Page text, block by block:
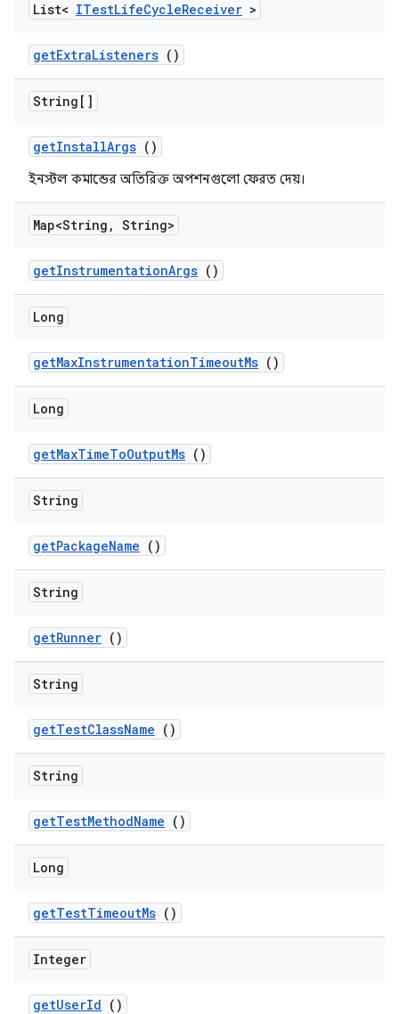
List< ITestLifeCycleReceiver >
getExtraListeners ()
String[]
getInstallArgs ()
ইনস্টল কমান্ডের অতিরিক্ত অপশনগুলো ফেরত দেয়।
Map<String , String>
getInstrumentationArgs ()
Long
getMaxInstrumentationTimeoutMs ()
Long
getMaxTimeToOutputMs ()
String
getPackageName ()
String
getRunner ()
String
getTestClassName ()
String
getTestMethodName ()
Long
getTestTimeoutMs ()
Integer
getUserId ()